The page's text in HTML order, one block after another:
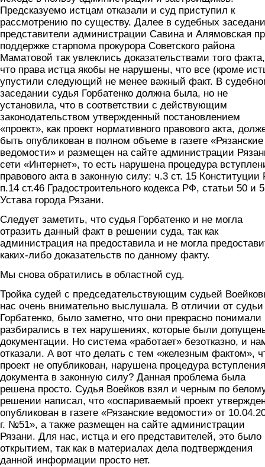
Предсказуемо истцам отказали и суд приступил к
рассмотрению по существу. Далее в судебных
представители администрации Савина и Алямовская
поддержке старпома прокурора Советского района
Маматовой так увлеклись доказательствами того факта,
что права истца якобы не нарушены, что все (кроме
упустили следующий не менее важный факт. В
заседании судья Горбатенко должна была, но не
установила, что в соответствии с действующим
законодательством утвержденный постановлением
«проект», как проект нормативного правового акта,
быть опубликован в полном объеме в газете «Рязанские
ведомости» и размещен на сайте администрации
сети «Интернет», то есть нарушена процедура
правового акта в законную силу: ч.3 ст. 15
п.14 ст.46 Градостроительного кодекса РФ, статьи 50 и
Устава города Рязани.
Следует заметить, что судья Горбатенко и не могла
отразить данный факт в решении суда, так как
администрация на предоставила и не могла
каких-либо доказательств по данному факту.
Мы снова обратились в областной суд.
Тройка судей с председательствующим судьей
нас очень внимательно выслушала. В отличии от судьи
Горбатенко, было заметно, что они прекрасно понимали
разбирались в тех нарушениях, которые были
документации. Но система «работает» безотказно, и
отказали. А вот что делать с тем «железным фактом»,
проект не опубликован, нарушена процедура вступления
документа в законную силу? Данная проблема была
решена просто. Судья Воейков взял и черным по
решении написал, что «оспариваемый проект
опубликован в газете «Рязанские ведомости» от
г. №51», а также размещен на сайте администрации
Рязани. Для нас, истца и его представителей, это было
открытием, так как в материалах дела подтверждения
данной информации просто нет.